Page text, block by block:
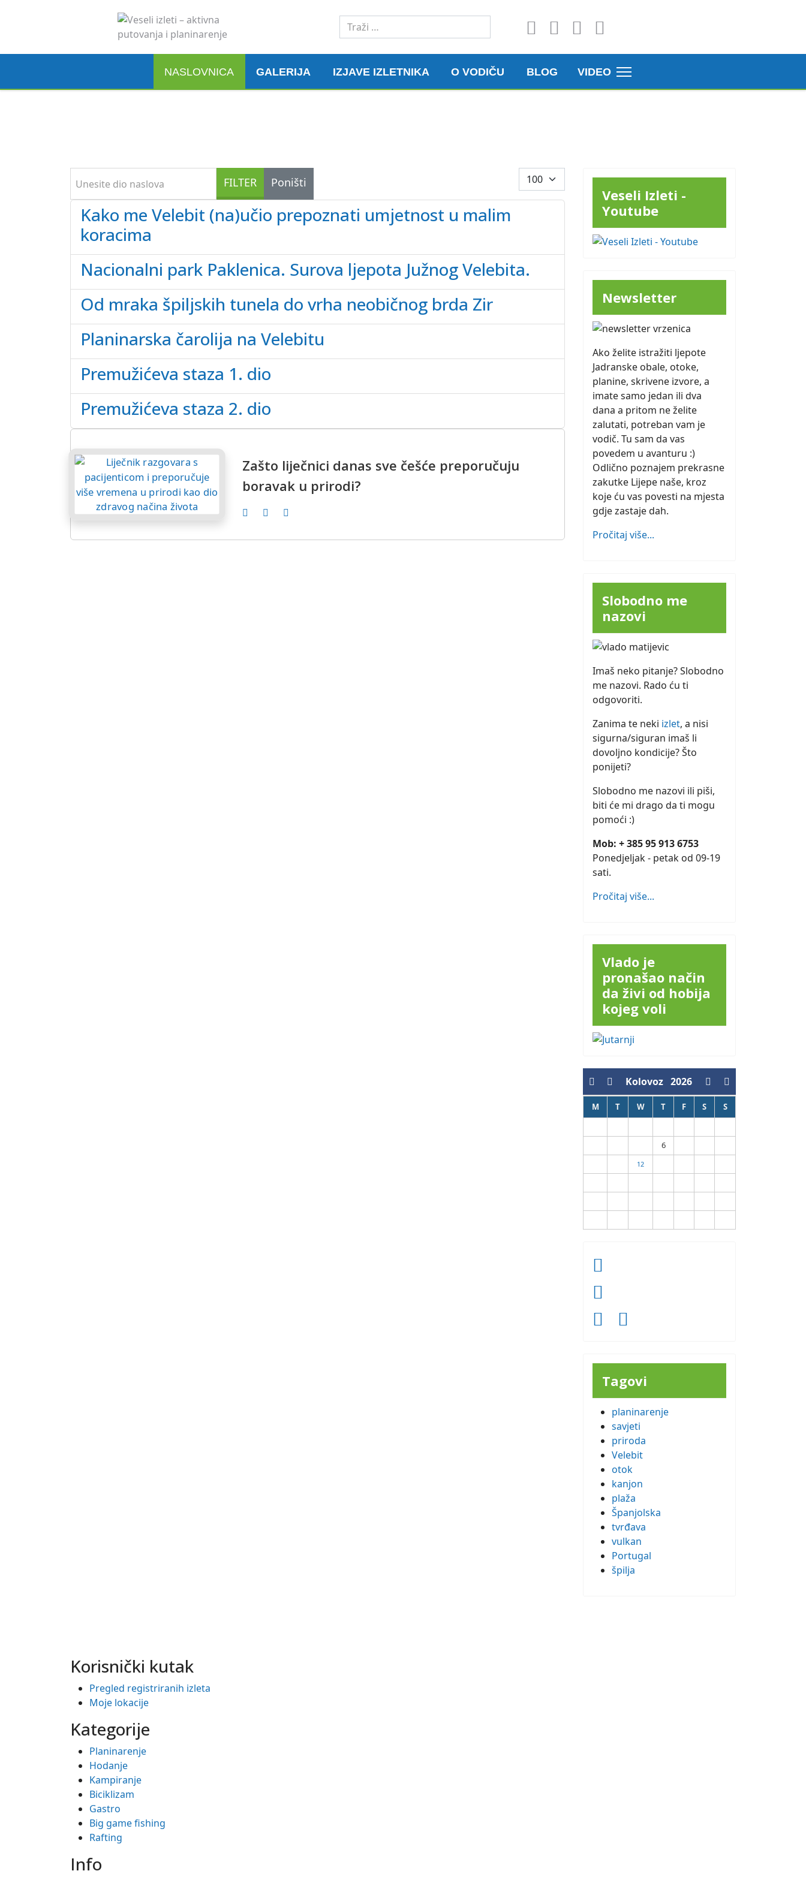
Traži
NASLOVNICA GALERIJA IZJAVE IZLETNIKA O VODIČU BLOG VIDEO
FILTER Poništi
Prikaz #
Kako me Velebit (na)učio prepoznati umjetnost u malim
koracima
Nacionalni park Paklenica. Surova ljepota Južnog Velebita.
Od mraka špiljskih tunela do vrha neobičnog brda Zir
Planinarska čarolija na Velebitu
Premužićeva staza 1. dio
Premužićeva staza 2. dio
Zašto liječnici danas sve češće preporučuju
boravak u prirodi?
Veseli Izleti -
Youtube
Newsletter
Ako želite istražiti ljepote
Jadranske obale, otoke,
planine, skrivene izvore, a
imate samo jedan ili dva
dana a pritom ne želite
zalutati, potreban vam je
vodič. Tu sam da vas
povedem u avanturu :)
Odlično poznajem prekrasne
zakutke Lijepe naše, kroz
koje ću vas povesti na mjesta
gdje zastaje dah.
Pročitaj više...
Slobodno me
nazovi
Imaš neko pitanje? Slobodno
me nazovi. Rado ću ti
odgovoriti.
Zanima te neki izlet, a nisi
sigurna/siguran imaš li
dovoljno kondicije? Što
ponijeti?
Slobodno me nazovi ili piši,
biti će mi drago da ti mogu
pomoći :)
Mob: + 385 95 913 6753
Ponedjeljak - petak od 09-19
sati.
Pročitaj više...
Vlado je
pronašao način
da živi od hobija
kojeg voli
Kolovoz 2026
M T W T F S S
6
12
Tagovi
planinarenje
savjeti
priroda
Velebit
otok
kanjon
plaža
Španjolska
tvrđava
vulkan
Portugal
špilja
Korisnički kutak
Pregled registriranih izleta
Moje lokacije
Kategorije
Planinarenje
Hodanje
Kampiranje
Biciklizam
Gastro
Big game fishing
Rafting
Info